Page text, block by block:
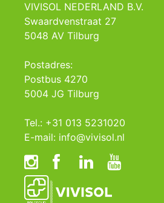
VIVISOL NEDERLAND B.V.
Swaardvenstraat 27
5048 AV Tilburg
Postadres:
Postbus 4270
5004 JG Tilburg
Tel.: +31 013 5231020
E-mail: info@vivisol.nl